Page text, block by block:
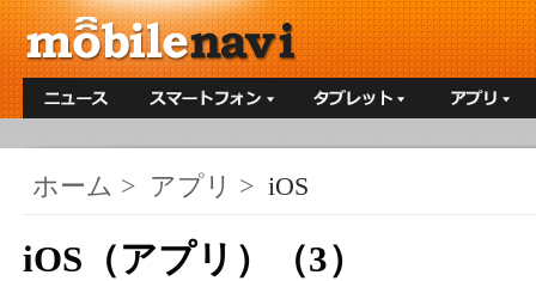
ホーム > アプリ > iOS
iOS（アプリ）（3）